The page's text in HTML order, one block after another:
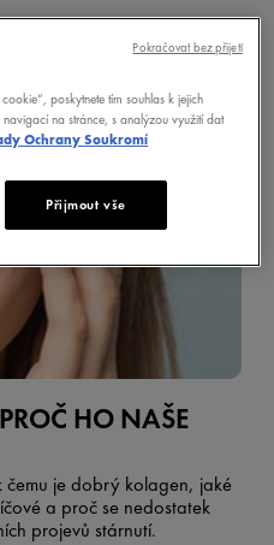
HO NAŠE
čemu je dobrý kolagen, jaké
a proč se nedostatek
projevů stárnutí.
poskytnete tím souhlas k jejich
na stránce, s analýzou využití dat
Ochrany Soukromí
Přijmout vše
Pokračovat bez přijetí